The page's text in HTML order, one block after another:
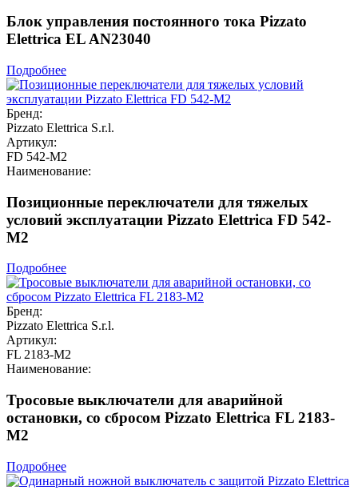
Блок управления постоянного тока Pizzato
Elettrica EL AN23040
Подробнее
Бренд:
Pizzato Elettrica S.r.l.
Артикул:
FD 542-M2
Наименование:
Позиционные переключатели для тяжелых
условий эксплуатации Pizzato Elettrica FD 542-
M2
Подробнее
Бренд:
Pizzato Elettrica S.r.l.
Артикул:
FL 2183-M2
Наименование:
Тросовые выключатели для аварийной
остановки, со сбросом Pizzato Elettrica FL 2183-
M2
Подробнее